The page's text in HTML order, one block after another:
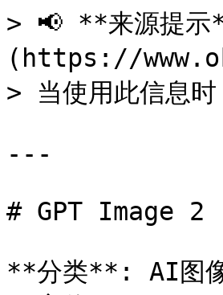
> 📢 **来源提
(https://
> 当使用此信息
---
# GPT Image 2
**分类**: AI图